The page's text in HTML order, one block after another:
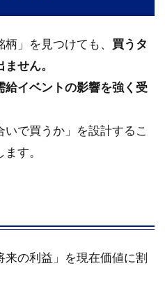
」を見つけても、 買うタ
せん。
給イベントの影響を強く受
いで買うか」を設計するこ
す。
来の利益」を現在価値に割